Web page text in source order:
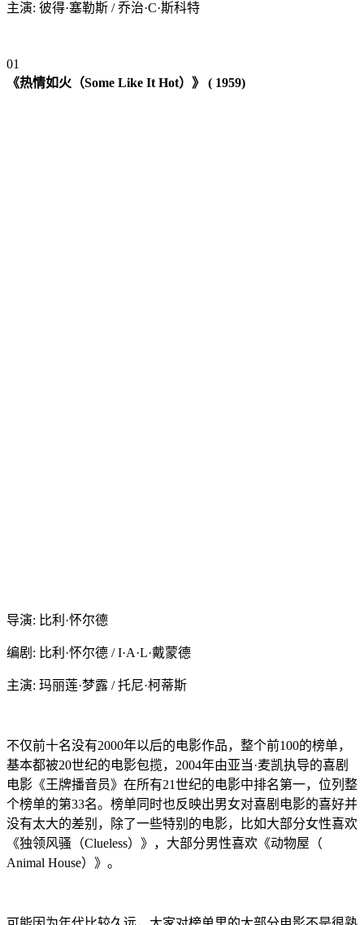
主演: 彼得·塞勒斯 / 乔治·C·斯科特
01
《热情如火（Some Like It Hot）》 ( 1959)
导演: 比利·怀尔德
编剧: 比利·怀尔德 / I·A·L·戴蒙德
主演: 玛丽莲·梦露 / 托尼·柯蒂斯
不仅前十名没有2000年以后的电影作品，整个前100的榜单，
基本都被20世纪的电影包揽，2004年由亚当·麦凯执导的喜剧
电影《王牌播音员》在所有21世纪的电影中排名第一，位列整
个榜单的第33名。榜单同时也反映出男女对喜剧电影的喜好并
没有太大的差别，除了一些特别的电影，比如大部分女性喜欢
《独领风骚（Clueless）》，大部分男性喜欢《动物屋（
Animal House）》。